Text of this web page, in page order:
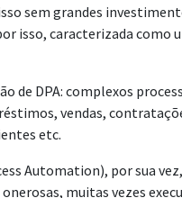
sem grandes
isso, caracterizada como
de DPA: complexos
vendas,
etc.
Automation), por sua
muitas vezes